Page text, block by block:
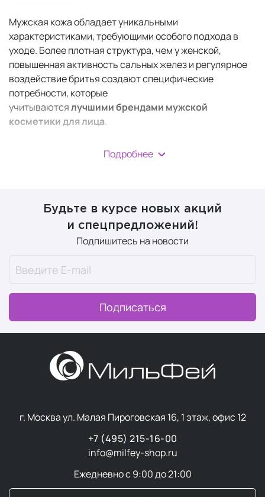
Мужская кожа обладает уникальными
характеристиками, требующими особого подхода в
уходе. Более плотная структура, чем у женской,
повышенная активность сальных желез и регулярное
воздействие бритья создают специфические
потребности, которые
учитываютсялучшимибрендами мужской
косметики для лица.
В отличие от женских аналогов, косметика для мужчин
базовый уход, но и решение специфических проблем
Формулы часто содержат повышенную концентрацию
ароматических композициях и лаконичном дизайне
упаковки.
Мужские средства часто включают компоненты с
противовоспалительным и успокаивающим
действием, а текстуры легче впитываются, не
оставляя липкости.
профессиональной
мужской косметики для
Подробнее
Будьте в курсе новых акций
и спецпредложений!
Подпишитесь на новости
Подписаться
г. Москва ул. Малая Пироговская 16, 1 этаж, офис 12
+7 (495) 215-16-00
info@milfey-shop.ru
Ежедневно с 9:00 до 21:00